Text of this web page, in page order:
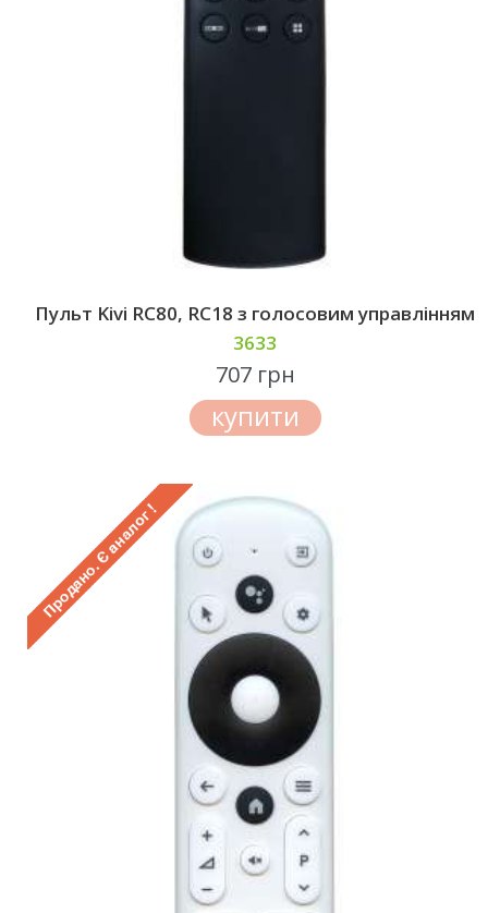
Пульт Kivi RC80, RC18 з голосовим управлінням
3633
707 грн
купити